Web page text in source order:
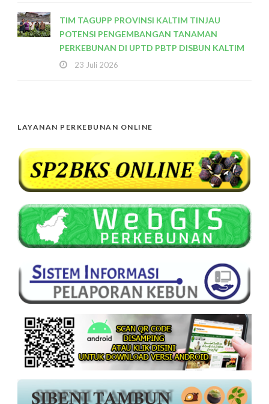
TIM TAGUPP PROVINSI KALTIM TINJAU
POTENSI PENGEMBANGAN TANAMAN
PERKEBUNAN DI UPTD PBTP DISBUN KALTIM
23 Juli 2026
LAYANAN PERKEBUNAN ONLINE